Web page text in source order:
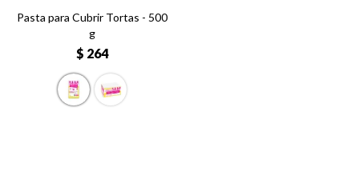
Pasta para Cubrir Tortas - 500
g
$ 264